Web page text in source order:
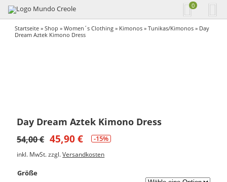
0
Startseite »Shop »Women´s Clothing » Kimonos »Tunikas/Kimonos » Day
Dream Aztek Kimono Dress
Day Dream Aztek Kimono Dress
54,00€ 45,90€ -15%
inkl. MwSt. zzgl.Versandkosten
Größe